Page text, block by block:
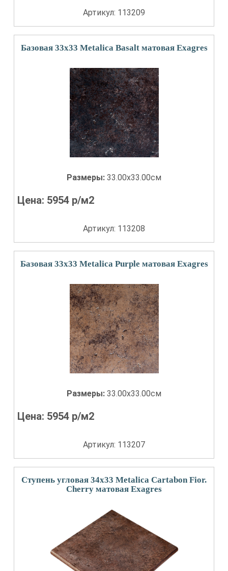
Артикул: 113209
Базовая 33x33 Metalica Basalt матовая Exagres
Размеры: 33.00x33.00см
Цена: 5954 р/м2
Артикул: 113208
Базовая 33x33 Metalica Purple матовая Exagres
Размеры: 33.00x33.00см
Цена: 5954 р/м2
Артикул: 113207
Ступень угловая 34x33 Metalica Cartabon Fior.
Cherry матовая Exagres